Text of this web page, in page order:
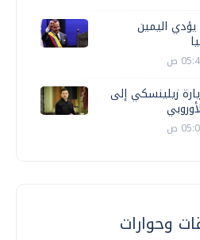
يؤدي اليمين
زيلينسكي إلى
وحوارات